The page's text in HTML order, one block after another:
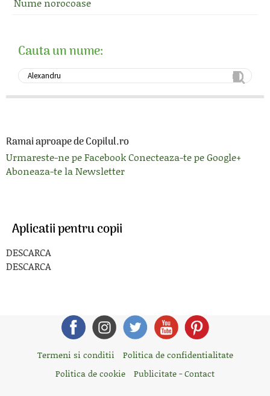
Cauta un nume:
Ramai aproape de Copilul.ro
Urmareste-ne pe FacebookConecteaza-te pe Google+
Aboneaza-te la Newsletter
Aplicatii pentru copii
DESCARCA
DESCARCA
Termeni si conditii
Politica de confidentialitate
Politica de cookie
Publicitate - Contact